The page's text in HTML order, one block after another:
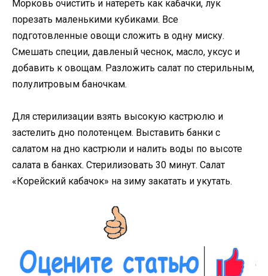
Морковь очистить и натереть как кабачки, лук
порезать маленькими кубиками. Все
подготовленные овощи сложить в одну миску.
Смешать специи, давленый чеснок, масло, уксус и
добавить к овощам. Разложить салат по стерильным,
полулитровым баночкам.
Для стерилизации взять высокую кастрюлю и
застелить дно полотенцем. Выставить банки с
салатом на дно кастрюли и налить воды по высоте
салата в банках. Стерилизовать 30 минут. Салат
«Корейский кабачок» на зиму закатать и укутать.